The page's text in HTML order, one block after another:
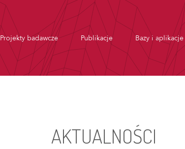
Projekty badawcze Publikacje Bazy i aplikacje
AKTUALNOŚCI